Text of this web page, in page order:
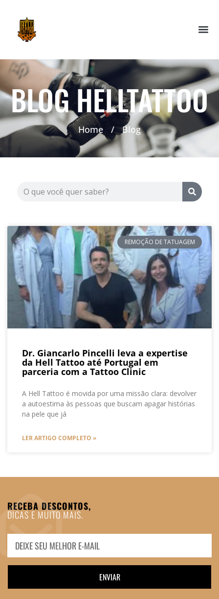
BLOG HELLTATTOO
Home / Blog
REMOÇÃO DE TATUAGEM
Dr. Giancarlo Pincelli leva a expertise
da Hell Tattoo até Portugal em
parceria com a Tattoo Clinic
A Hell Tattoo é movida por uma missão clara: devolver
a autoestima às pessoas que buscam apagar histórias
na pele que já
LER ARTIGO COMPLETO »
RECEBA DESCONTOS,
DICAS E MUITO MAIS.
ENVIAR